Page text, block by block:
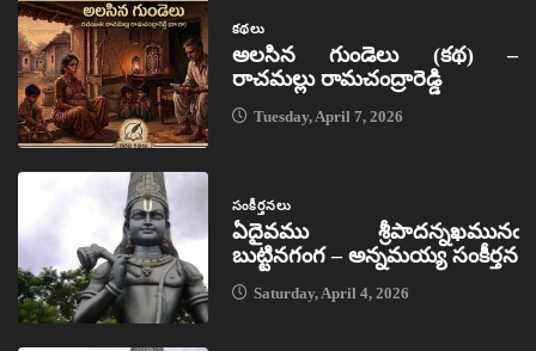
కథలు
అలసిన గుండెలు (కథ) –
రాచమల్లు రామచంద్రారెడ్డి
Tuesday, April 7, 2026
సంకీర్తనలు
ఏదైవము శ్రీపాదన్నఖమునఁ
బుట్టినగంగ – అన్నమయ్య సంకీర్తన
Saturday, April 4, 2026